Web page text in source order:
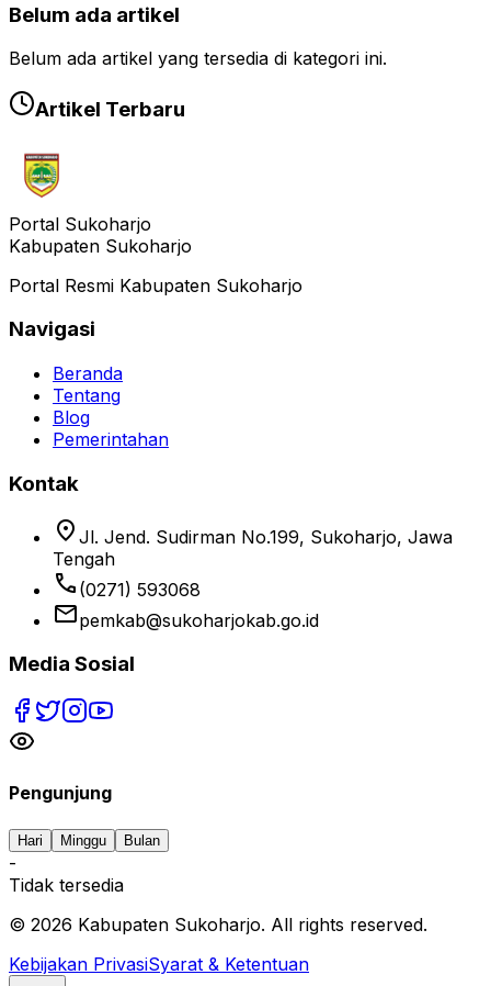
Belum ada artikel
Belum ada artikel yang tersedia di kategori ini.
Artikel Terbaru
Portal Sukoharjo
Kabupaten Sukoharjo
Portal Resmi Kabupaten Sukoharjo
Navigasi
Beranda
Tentang
Blog
Pemerintahan
Kontak
location_on Jl. Jend. Sudirman No.199, Sukoharjo, Jawa
Tengah
phone (0271) 593068
emailpemkab@sukoharjokab.go.id
Media Sosial
Pengunjung
Hari Minggu Bulan
-
Tidak tersedia
© 2026 Kabupaten Sukoharjo. All rights reserved.
Kebijakan PrivasiSyarat & Ketentuan